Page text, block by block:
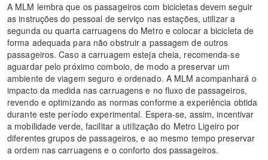
A MLM lembra que os passageiros com bicicletas devem seguir
as instruções do pessoal de serviço nas estações, utilizar a
segunda ou quarta carruagens do Metro e colocar a bicicleta de
forma adequada para não obstruir a passagem de outros
passageiros. Caso a carruagem esteja cheia, recomenda-se
aguardar pelo próximo comboio, de modo a preservar um
ambiente de viagem seguro e ordenado. A MLM acompanhará o
impacto da medida nas carruagens e no fluxo de passageiros,
revendo e optimizando as normas conforme a experiência obtida
durante este período experimental. Espera-se, assim, incentivar
a mobilidade verde, facilitar a utilização do Metro Ligeiro por
diferentes grupos de passageiros, e ao mesmo tempo preservar
a ordem nas carruagens e o conforto dos passageiros.